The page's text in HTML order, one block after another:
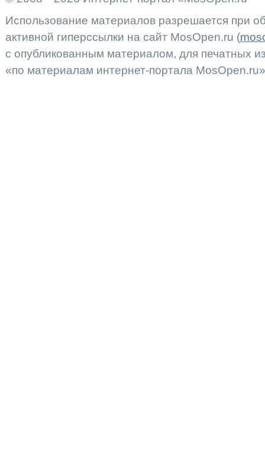
Использование материалов разрешается при
активной гиперссылки на сайт MosOpen.ru (
с опубликованным материалом, для печатных
«по материалам интернет-портала